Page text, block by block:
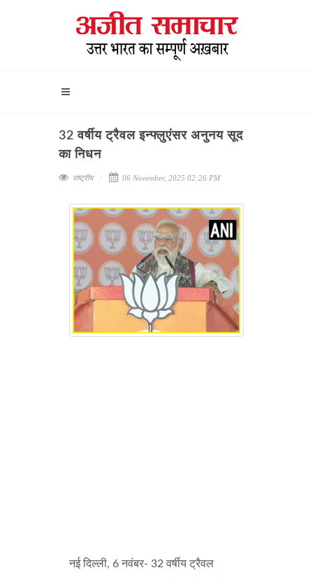
32 वर्षीय ट्रैवल इन्फ्लुएंसर अनुनय सूद
का निधन
राष्ट्रीय 06 November, 2025 02:26 PM
नई दिल्ली, 6 नवंबर- 32 वर्षीय ट्रैवल